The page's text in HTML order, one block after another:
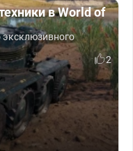
в World of
эксклюзивного
2